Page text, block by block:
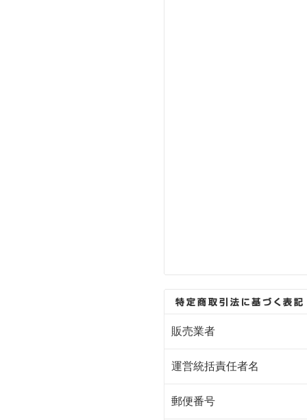
販売業者
運営統括責任者名
郵便番号